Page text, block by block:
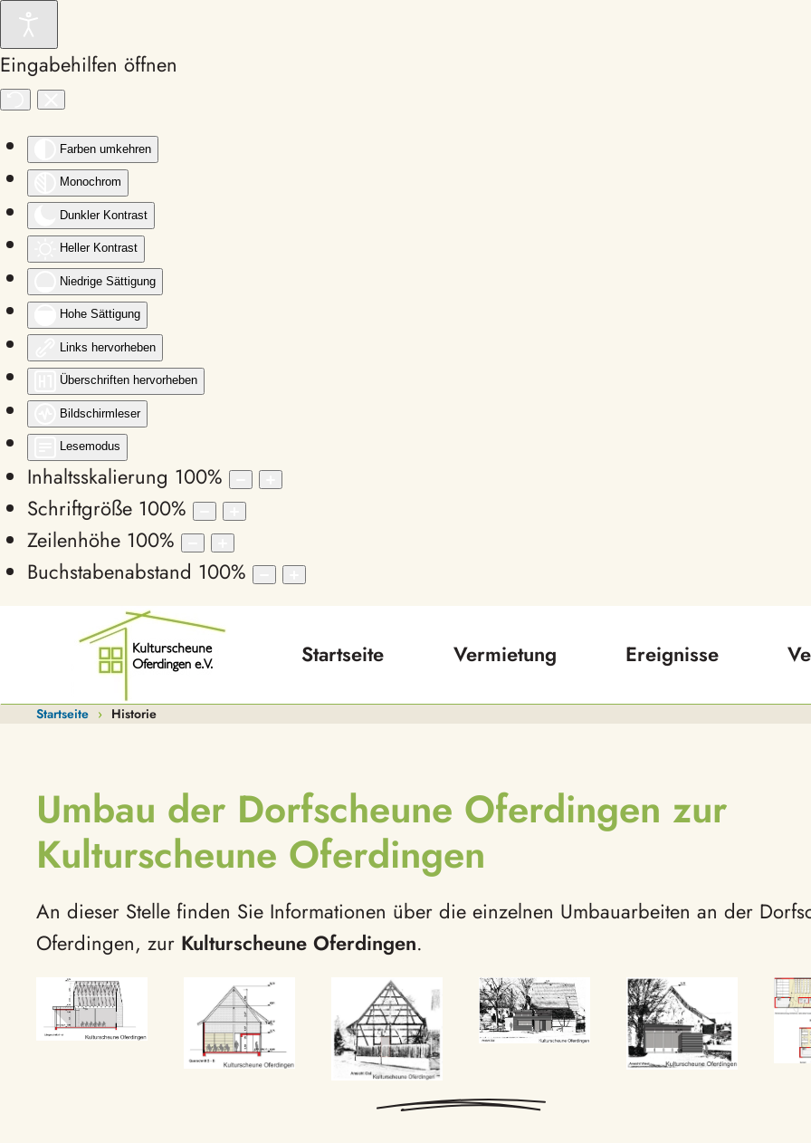
Eingabehilfen öffnen
Farben umkehren
Monochrom
Dunkler Kontrast
Heller Kontrast
Niedrige Sättigung
Hohe Sättigung
Links hervorheben
Überschriften hervorheben
Bildschirmleser
Lesemodus
Inhaltsskalierung 100%
Schriftgröße 100%
Zeilenhöhe 100%
Buchstabenabstand 100%
Zum Hauptinhalt springen
Startseite Vermietung Ereignisse
Startseite Historie
Umbau der Dorfscheune Oferdingen zur
Kulturscheune Oferdingen
An dieser Stelle finden Sie Informationen über die einzelnen Umbauarbeiten an der
Oferdingen, zur Kulturscheune Oferdingen.
vergrößern
vergrößern vergrößern
vergrößern
vergrößern